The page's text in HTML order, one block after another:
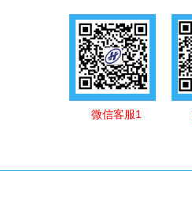
微信客服1